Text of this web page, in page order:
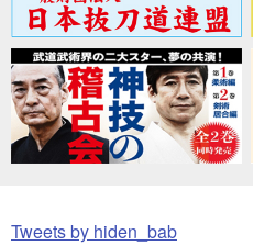
Tweets by hiden_bab